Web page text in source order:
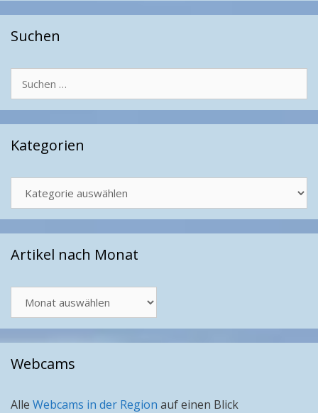
Suchen
nach:
Kategorien
Artikel nach Monat
nach
Monat
Webcams
Alle Webcams in der Region auf einen Blick